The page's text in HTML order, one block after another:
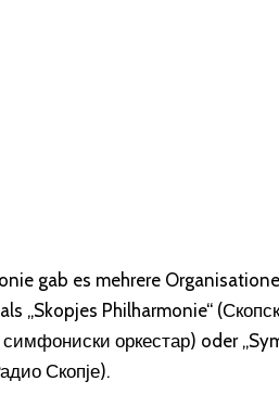
gab es mehrere
„Skopjes Philharmonie“
оркестар) oder
Скопје).